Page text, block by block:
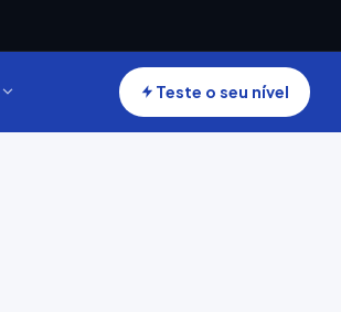
Teste o seu nível